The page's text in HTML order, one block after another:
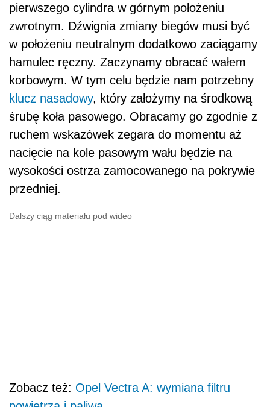
pierwszego cylindra w górnym położeniu
zwrotnym. Dźwignia zmiany biegów musi być
w położeniu neutralnym dodatkowo zaciągamy
hamulec ręczny. Zaczynamy obracać wałem
korbowym. W tym celu będzie nam potrzebny
klucz nasadowy, który założymy na środkową
śrubę koła pasowego. Obracamy go zgodnie z
ruchem wskazówek zegara do momentu aż
nacięcie na kole pasowym wału będzie na
wysokości ostrza zamocowanego na pokrywie
przedniej.
Dalszy ciąg materiału pod wideo
Zobacz też: Opel Vectra A: wymiana filtru